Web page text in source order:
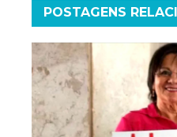
POSTAGENS